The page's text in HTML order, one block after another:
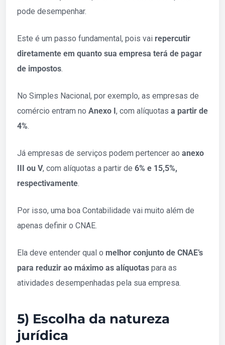
pode desempenhar.
Este é um passo fundamental, pois vai repercutir
diretamente em quanto sua empresa terá de pagar
de impostos.
No Simples Nacional, por exemplo, as empresas de
comércio entram no Anexo I, com alíquotas a partir de
4%.
Já empresas de serviços podem pertencer ao anexo
III ou V, com alíquotas a partir de 6% e 15,5%,
respectivamente.
Por isso, uma boa Contabilidade vai muito além de
apenas definir o CNAE.
Ela deve entender qual o melhor conjunto de CNAE’s
para reduzir ao máximo as alíquotas para as
atividades desempenhadas pela sua empresa.
5) Escolha da natureza
jurídica